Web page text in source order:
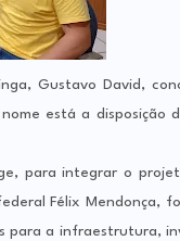
Gustavo David,
está a disposição
para integrar o
Félix Mendonça,
para a infraestrutura,